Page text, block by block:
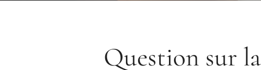
Question sur